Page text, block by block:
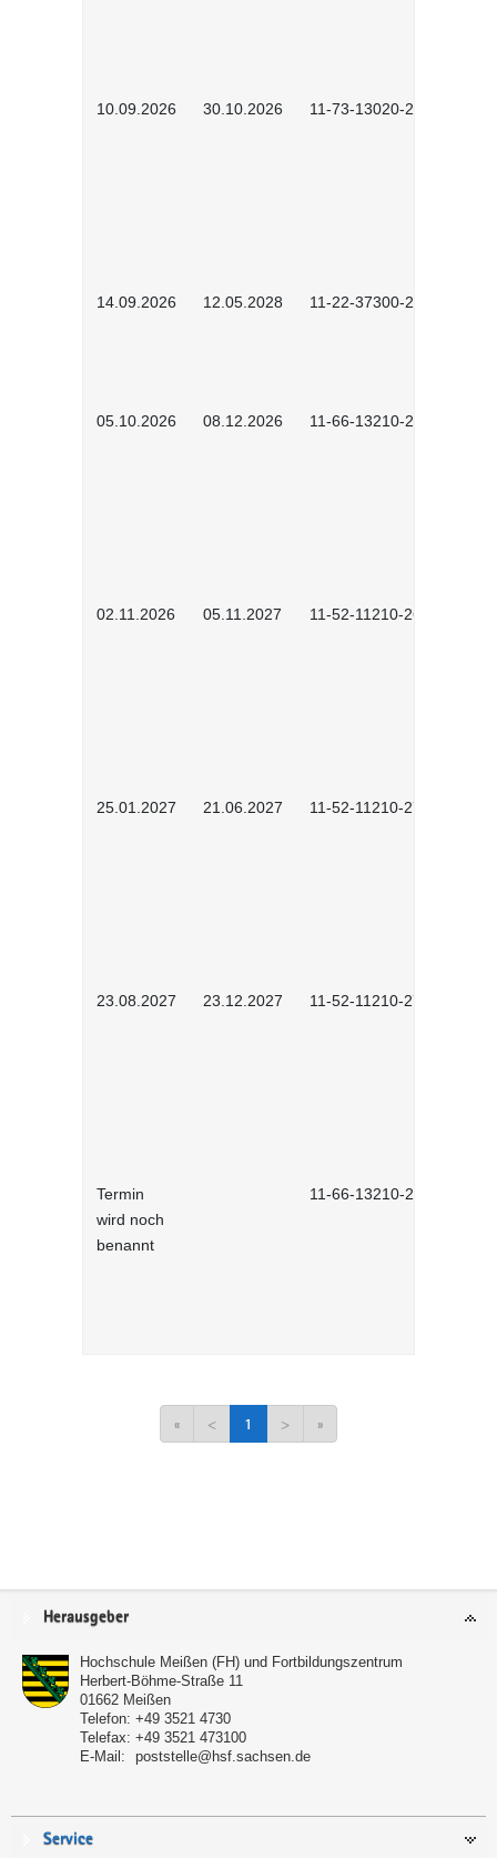
10.09.2026 30.10.2026 11-73-13020-2601
14.09.2026 12.05.2028 11-22-37300-2604
05.10.2026 08.12.2026 11-66-13210-2602
02.11.2026 05.11.2027 11-52-11210-2604
25.01.2027 21.06.2027 11-52-11210-2701
23.08.2027 23.12.2027 11-52-11210-2702
Termin
wird noch
benannt
11-66-13210-2701
« < 1 > »
Service
Herausgeber
Hochschule Meißen (FH) und Fortbildungszentrum
Herbert-Böhme-Straße 11
01662 Meißen
Telefon: +49 3521 4730
Telefax: +49 3521 473100
E-Mail:
poststelle@hsf.sachsen.de
Service